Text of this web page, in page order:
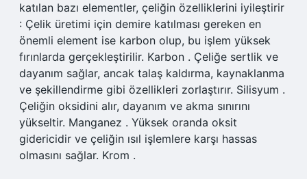
katılan bazı elementler, çeliğin özelliklerini iyileştirir
: Çelik üretimi için demire katılması gereken en
önemli element ise karbon olup, bu işlem yüksek
fırınlarda gerçekleştirilir. Karbon . Çeliğe sertlik ve
dayanım sağlar, ancak talaş kaldırma, kaynaklanma
ve şekillendirme gibi özellikleri zorlaştırır. Silisyum .
Çeliğin oksidini alır, dayanım ve akma sınırını
yükseltir. Manganez . Yüksek oranda oksit
gidericidir ve çeliğin ısıl işlemlere karşı hassas
olmasını sağlar. Krom .